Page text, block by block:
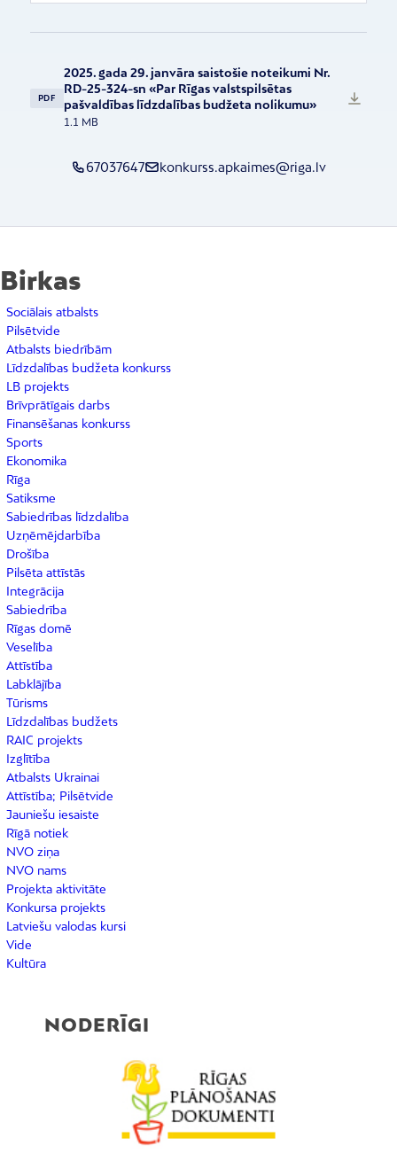
PDF
2025. gada 29. janvāra saistošie noteikumi Nr.
RD-25-324-sn «Par Rīgas valstspilsētas
pašvaldības līdzdalības budžeta nolikumu»
1.1 MB
67037647 konkurss.apkaimes@riga.lv
Birkas
Sociālais atbalsts
Pilsētvide
Atbalsts biedrībām
Līdzdalības budžeta konkurss
LB projekts
Brīvprātīgais darbs
Finansēšanas konkurss
Sports
Ekonomika
Rīga
Satiksme
Sabiedrības līdzdalība
Uzņēmējdarbība
Drošība
Pilsēta attīstās
Integrācija
Sabiedrība
Rīgas domē
Veselība
Attīstība
Labklājība
Tūrisms
Līdzdalības budžets
RAIC projekts
Izglītība
Atbalsts Ukrainai
Attīstība; Pilsētvide
Jauniešu iesaiste
Rīgā notiek
NVO ziņa
NVO nams
Projekta aktivitāte
Konkursa projekts
Latviešu valodas kursi
Vide
Kultūra
NODERĪGI